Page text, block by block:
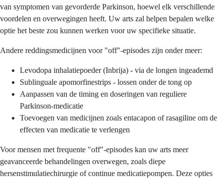
van symptomen van gevorderde Parkinson, hoewel elk verschillende
voordelen en overwegingen heeft. Uw arts zal helpen bepalen welke
optie het beste zou kunnen werken voor uw specifieke situatie.
Andere reddingsmedicijnen voor "off"-episodes zijn onder meer:
Levodopa inhalatiepoeder (Inbrija) - via de longen ingeademd
Sublinguale apomorfinestrips - lossen onder de tong op
Aanpassen van de timing en doseringen van reguliere
Parkinson-medicatie
Toevoegen van medicijnen zoals entacapon of rasagiline om de
effecten van medicatie te verlengen
Voor mensen met frequente "off"-episodes kan uw arts meer
geavanceerde behandelingen overwegen, zoals diepe
hersenstimulatiechirurgie of continue medicatiepompen. Deze opties